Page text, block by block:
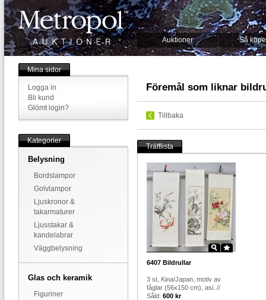
Auktioner Så
Mina sidor
Logga in
Bli kund
Glömt login?
Kategorier
Belysning
Bordslampor
Golvlampor
Ljuskronor &
takarmaturer
Ljusstakar &
kandelabrar
Väggbelysning
Glas och keramik
Figuriner
Föremål som liknar
Tillbaka
Träfflista
6407 Bildrullar
3 st, Kina/Japan, motiv av
fåglar (56x150 cm), asi..//
Såld: 600 kr